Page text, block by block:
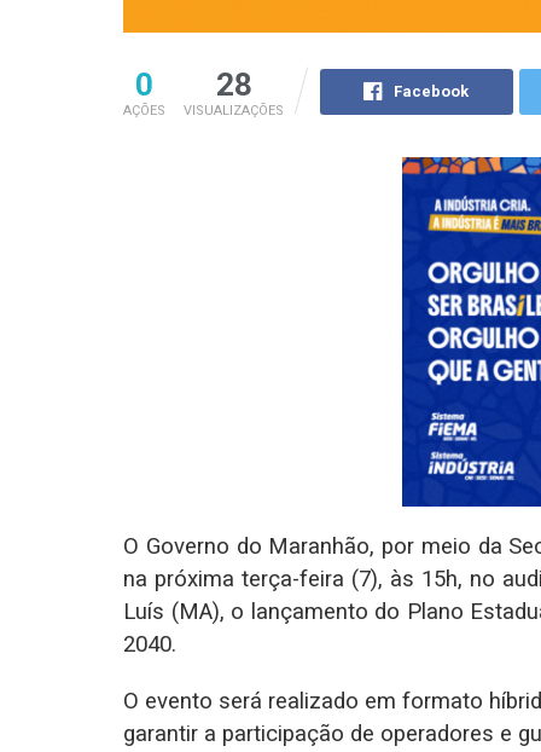
0
AÇÕES
28
VISUALIZAÇÕES
Facebook
O Governo do Maranhão, por meio da
na próxima terça-feira (7), às 15h, no
Luís (MA), o lançamento do Plano
2040.
O evento será realizado em formato
garantir a participação de operadores e